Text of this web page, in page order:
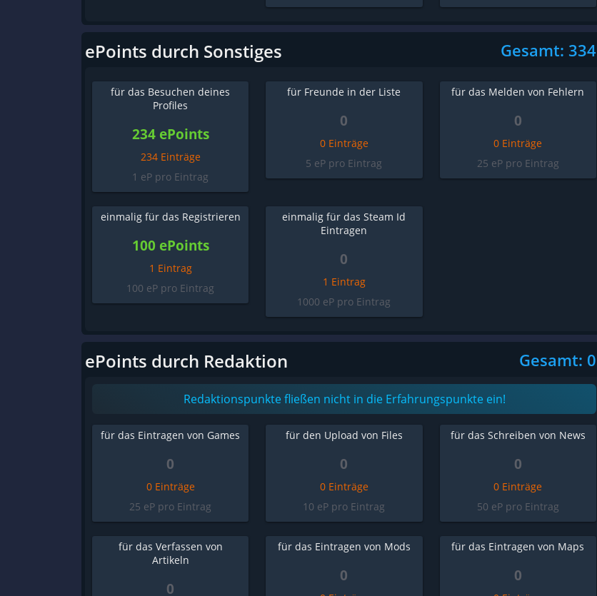
ePoints durch Sonstiges Gesamt: 334
für das Besuchen deines
Profiles
234 ePoints
234 Einträge
1 eP pro Eintrag
für Freunde in der Liste
0
0 Einträge
5 eP pro Eintrag
für das Melden von Fehlern
0
0 Einträge
25 eP pro Eintrag
einmalig für das Registrieren
100 ePoints
1 Eintrag
100 eP pro Eintrag
einmalig für das Steam Id
Eintragen
0
1 Eintrag
1000 eP pro Eintrag
ePoints durch Redaktion Gesamt: 0
Redaktionspunkte fließen nicht in die Erfahrungspunkte ein!
für das Eintragen von Games
0
0 Einträge
25 eP pro Eintrag
für den Upload von Files
0
0 Einträge
10 eP pro Eintrag
für das Schreiben von News
0
0 Einträge
50 eP pro Eintrag
für das Verfassen von
Artikeln
0
für das Eintragen von Mods
0
für das Eintragen von Maps
0